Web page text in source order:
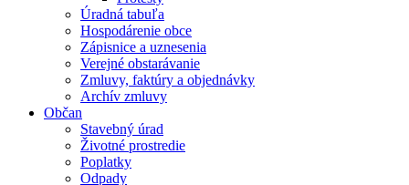
Úradná tabuľa
Hospodárenie obce
Zápisnice a uznesenia
Verejné obstarávanie
Zmluvy, faktúry a objednávky
Archív zmluvy
Občan
Stavebný úrad
Životné prostredie
Poplatky
Odpady